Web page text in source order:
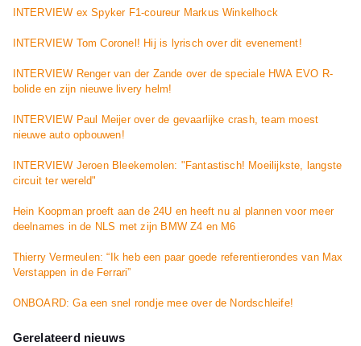
INTERVIEW ex Spyker F1-coureur Markus Winkelhock
INTERVIEW Tom Coronel! Hij is lyrisch over dit evenement!
INTERVIEW Renger van der Zande over de speciale HWA EVO R-
bolide en zijn nieuwe livery helm!
INTERVIEW Paul Meijer over de gevaarlijke crash, team moest
nieuwe auto opbouwen!
INTERVIEW Jeroen Bleekemolen: "Fantastisch! Moeilijkste, langste
circuit ter wereld"
Hein Koopman proeft aan de 24U en heeft nu al plannen voor meer
deelnames in de NLS met zijn BMW Z4 en M6
Thierry Vermeulen: “Ik heb een paar goede referentierondes van Max
Verstappen in de Ferrari”
ONBOARD: Ga een snel rondje mee over de Nordschleife!
Gerelateerd nieuws